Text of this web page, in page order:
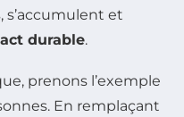
s’accumulent et
durable.
prenons l’exemple
En remplaçant